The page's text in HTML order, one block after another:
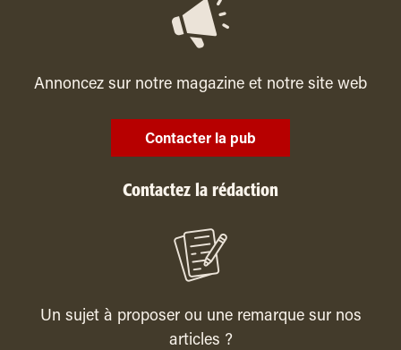
Annoncez sur notre magazine et notre site web
Contacter la pub
Contactez la rédaction
Un sujet à proposer ou une remarque sur nos
articles ?